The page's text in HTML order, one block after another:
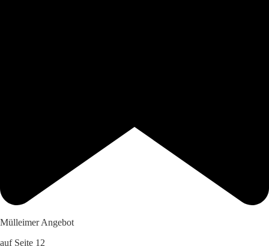
Mülleimer Angebot
auf Seite 12